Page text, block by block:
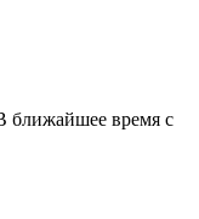
ближайшее время с